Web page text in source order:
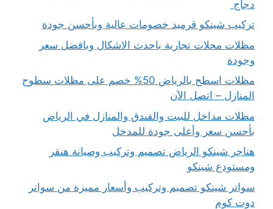
دجاج
تركيب شينكو قرميد خصومات عالية وبأحسن جودة
مظلات محلات تجارية باحدث الاشكال وبافضل سعر
وجودة
مظلات اسطح بالرياض 50% خصم على مظلات سطوح
المنازل – اتصل الآن
مظلات مداخل للبيت والفندق والمنازل في الرياض
بأحسن سعر وأعلى جودة للمدخل
هناجر شينكو الرياض تصميم وتركيب وصيانة هنقر
ومستودع شينكو
سواتر شينكو تصميم وتركيب وأسعار مميزة من سواتر
دوت كوم